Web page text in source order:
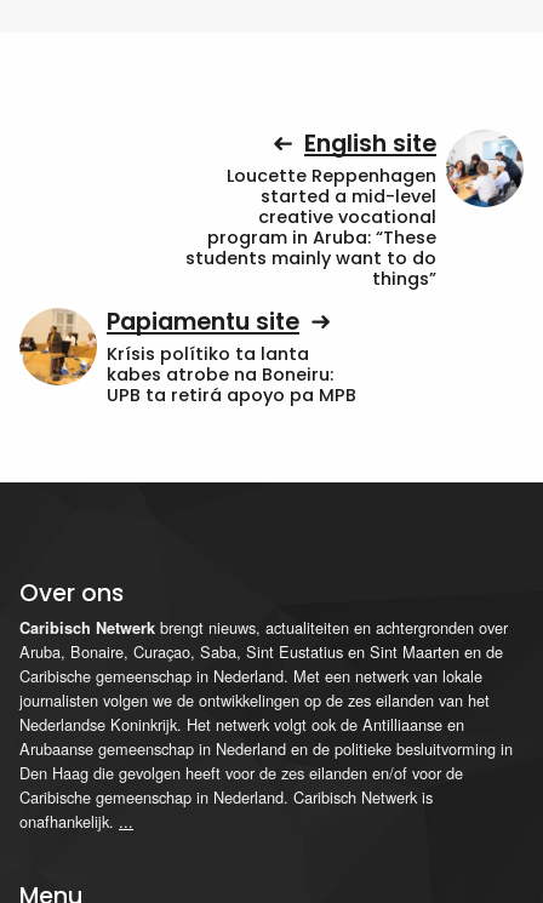
English site
Loucette Reppenhagen
started a mid-level
creative vocational
program in Aruba: “These
students mainly want to do
things”
Papiamentu site
Krísis polítiko ta lanta
kabes atrobe na Boneiru:
UPB ta retirá apoyo pa MPB
Over ons
Caribisch Netwerk brengt nieuws, actualiteiten en achtergronden over
Aruba, Bonaire, Curaçao, Saba, Sint Eustatius en Sint Maarten en de
Caribische gemeenschap in Nederland. Met een netwerk van lokale
journalisten volgen we de ontwikkelingen op de zes eilanden van het
Nederlandse Koninkrijk. Het netwerk volgt ook de Antilliaanse en
Arubaanse gemeenschap in Nederland en de politieke besluitvorming in
Den Haag die gevolgen heeft voor de zes eilanden en/of voor de
Caribische gemeenschap in Nederland. Caribisch Netwerk is
onafhankelijk. ...
Menu